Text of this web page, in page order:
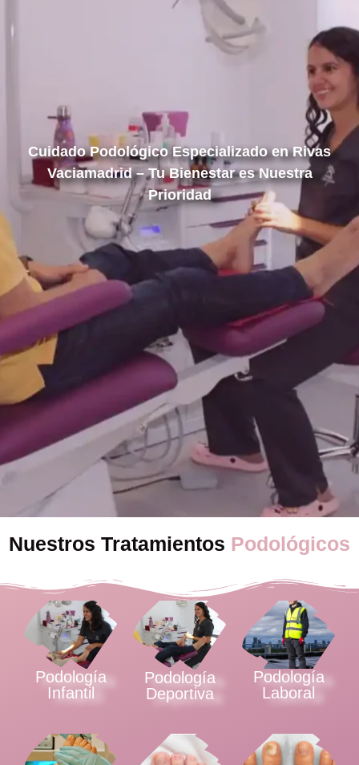
Cuidado Podológico Especializado en Rivas
Vaciamadrid – Tu Bienestar es Nuestra
Prioridad
Nuestros Tratamientos Podológicos
Podología
Infantil
Podología
Deportiva
Podología
Laboral